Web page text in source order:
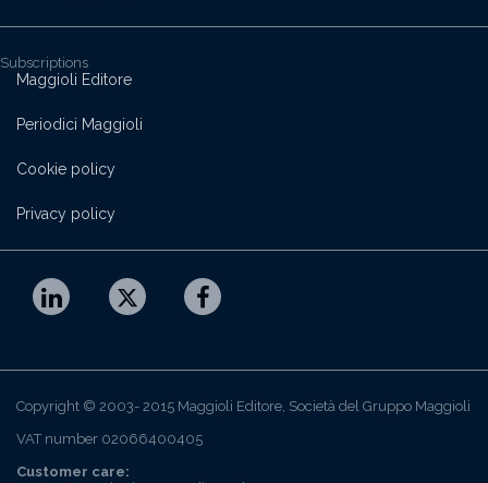
Subscriptions
Maggioli Editore
Periodici Maggioli
Cookie policy
Privacy policy
Copyright © 2003- 2015 Maggioli Editore, Società del Gruppo Maggioli
VAT number 02066400405
Customer care: